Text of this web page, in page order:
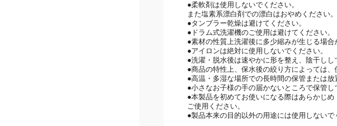
●柔軟剤は使用しないでください。
また塩素系漂白剤での漂白はおやめください。
●タンブラー乾燥は避けてください。
●ドラム式洗濯機のご使用は避けてください。
●素材の性質上洗濯後に多少縮みが生じる場合
●アイロンは絶対に使用しないでください。
●洗濯・脱水後は速やかに形を整え、陰干しし
●商品の特性上、保水後の絞り方によっては
●高温・多湿な場所での長時間の保管または放
●小さなお子様の手の届かないところで保管し
●本製品を初めてお使いになる際はあらかじ
ご使用ください。
●製品本来の目的以外の用途には使用しないで